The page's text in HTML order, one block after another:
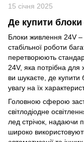
15 січня 2025
Де купити
Блоки живлення 24V
стабільної роботи
перетворюють
24V, яка потрібна
ви шукаєте, де купити
увагу на їх
Головною сферою
світлодіодне
лед стрічок, надаючи
широко